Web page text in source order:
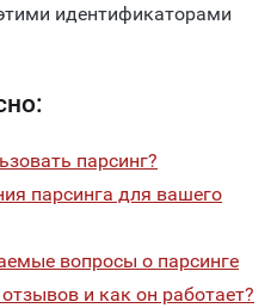
идентификаторами
парсинг?
парсинга для вашего
вопросы о парсинге
и как он работает?